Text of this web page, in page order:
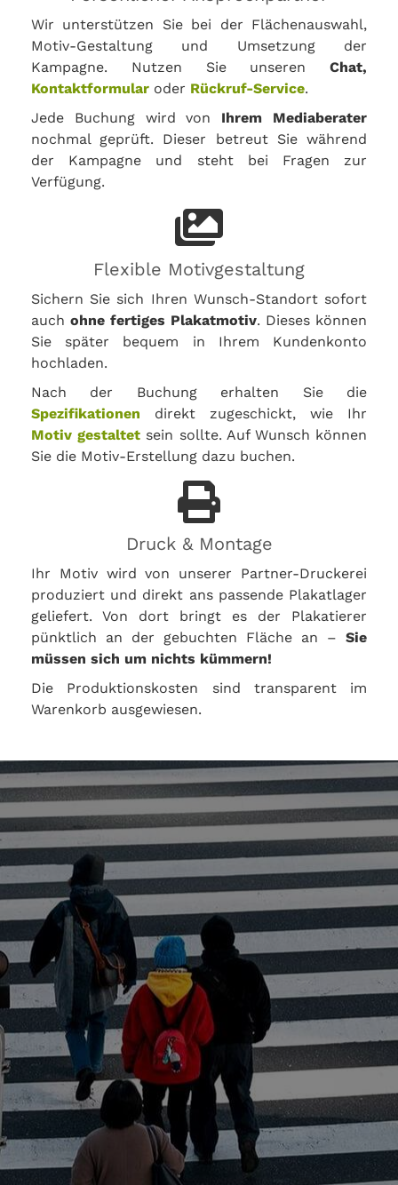
Wir unterstützen Sie bei der Flächenauswahl,
Motiv-Gestaltung und Umsetzung der
Kampagne. Nutzen Sie unseren Chat,
Kontaktformular oder Rückruf-Service.
Jede Buchung wird von Ihrem Mediaberater
nochmal geprüft. Dieser betreut Sie während
der Kampagne und steht bei Fragen zur
Verfügung.
Flexible Motivgestaltung
Sichern Sie sich Ihren Wunsch-Standort sofort
auch ohne fertiges Plakatmotiv. Dieses können
Sie später bequem in Ihrem Kundenkonto
hochladen.
Nach der Buchung erhalten Sie die
Spezifikationen direkt zugeschickt, wie Ihr
Motiv gestaltet sein sollte. Auf Wunsch können
Sie die Motiv-Erstellung dazu buchen.
Druck & Montage
Ihr Motiv wird von unserer Partner-Druckerei
produziert und direkt ans passende Plakatlager
geliefert. Von dort bringt es der Plakatierer
pünktlich an der gebuchten Fläche an – Sie
müssen sich um nichts kümmern!
Die Produktionskosten sind transparent im
Warenkorb ausgewiesen.